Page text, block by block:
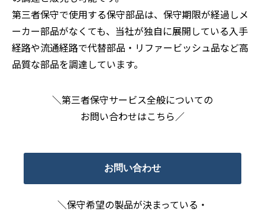
第三者保守で使用する保守部品は、保守期限が経過しメ
ーカー部品がなくても、当社が独自に展開している入手
経路や流通経路で代替部品・リファービッシュ品など高
品質な部品を調達しています。
＼第三者保守サービス全般についての
お問い合わせはこちら／
お問い合わせ
＼保守希望の製品が決まっている・